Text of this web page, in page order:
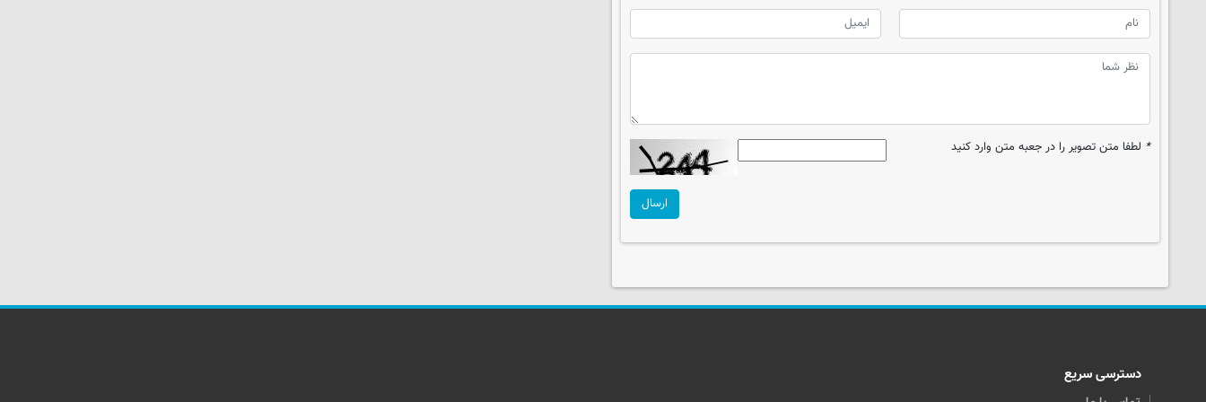
* لطفا متن تصویر را در جعبه متن وارد کنید
ارسال
دسترسی سریع